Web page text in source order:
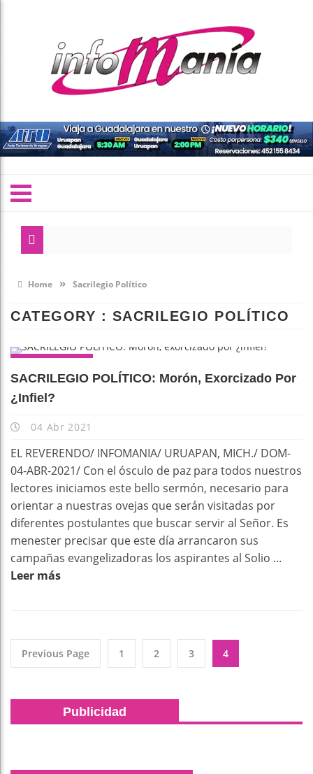
Home » Sacrilegio Político
CATEGORY : SACRILEGIO POLÍTICO
SACRILEGIO POLÍTICO: Morón, Exorcizado Por
¿infiel?
04 Abr 2021
EL REVERENDO/ INFOMANIA/ URUAPAN, MICH./ DOM-
04-ABR-2021/ Con el ósculo de paz para todos nuestros
lectores iniciamos este bello sermón, necesario para
orientar a nuestras ovejas que serán visitadas por
diferentes postulantes que buscar servir al Señor. Es
menester precisar que este día arrancaron sus
campañas evangelizadoras los aspirantes al Solio ...
Leer más
Previous Page 1 2 3 4
Publicidad